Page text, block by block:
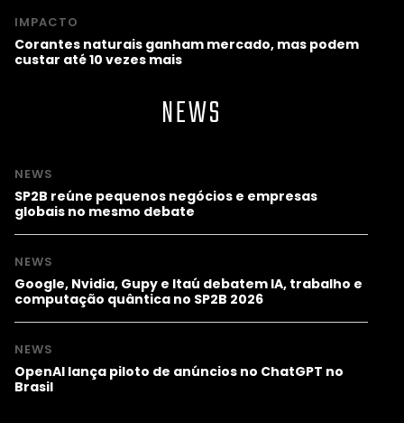
IMPACTO
Corantes naturais ganham mercado, mas podem
custar até 10 vezes mais
NEWS
NEWS
SP2B reúne pequenos negócios e empresas
globais no mesmo debate
NEWS
Google, Nvidia, Gupy e Itaú debatem IA, trabalho e
computação quântica no SP2B 2026
NEWS
OpenAI lança piloto de anúncios no ChatGPT no
Brasil